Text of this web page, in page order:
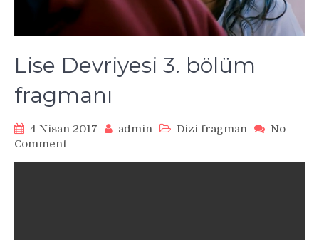
Lise Devriyesi 3. bölüm
fragmanı
4 Nisan 2017 admin Dizi fragman
No
Commenton